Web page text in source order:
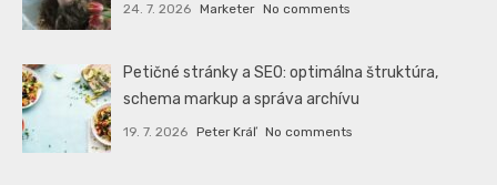
24. 7. 2026 Marketer No comments
Petičné stránky a SEO: optimálna štruktúra,
schema markup a správa archívu
19. 7. 2026 Peter Kráľ No comments